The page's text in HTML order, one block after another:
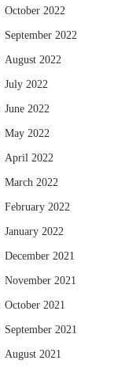
October 2022
September 2022
August 2022
July 2022
June 2022
May 2022
April 2022
March 2022
February 2022
January 2022
December 2021
November 2021
October 2021
September 2021
August 2021